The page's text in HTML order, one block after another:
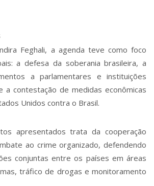
Feghali, a agenda teve como foco
a defesa da soberania brasileira, a
a parlamentares e instituições
a contestação de medidas econômicas
Unidos contra o Brasil.
apresentados trata da cooperação
ao crime organizado, defendendo
conjuntas entre os países em áreas
tráfico de drogas e monitoramento